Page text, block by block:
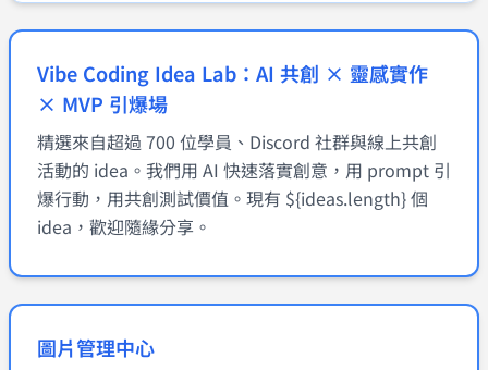
Vibe Coding Idea Lab：AI 共創 × 靈感實作
× MVP 引爆場
精選來自超過 700 位學員、Discord 社群與線上共創
活動的 idea。我們用 AI 快速落實創意，用 prompt 引
爆行動，用共創測試價值。現有 ${ideas.length} 個
idea，歡迎隨緣分享。
圖片管理中心